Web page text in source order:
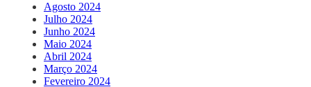
Agosto 2024
Julho 2024
Junho 2024
Maio 2024
Abril 2024
Março 2024
Fevereiro 2024